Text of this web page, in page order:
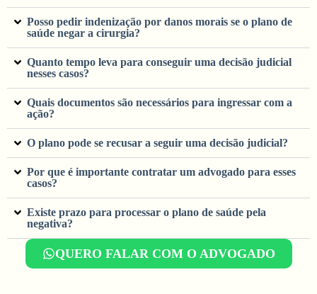
Posso pedir indenização por danos morais se o plano de
saúde negar a cirurgia?
Quanto tempo leva para conseguir uma decisão judicial
nesses casos?
Quais documentos são necessários para ingressar com a
ação?
O plano pode se recusar a seguir uma decisão judicial?
Por que é importante contratar um advogado para esses
casos?
Existe prazo para processar o plano de saúde pela
negativa?
QUERO FALAR COM O ADVOGADO